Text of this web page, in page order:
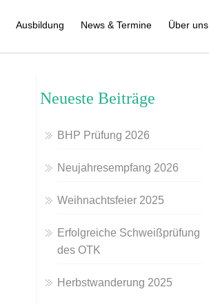
Ausbildung News & Termine Über uns
Neueste Beiträge
BHP Prüfung 2026
Neujahresempfang 2026
Weihnachtsfeier 2025
Erfolgreiche Schweißprüfung
des OTK
Herbstwanderung 2025